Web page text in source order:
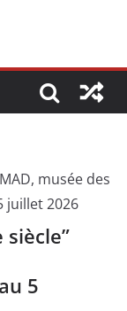
siècle”
5